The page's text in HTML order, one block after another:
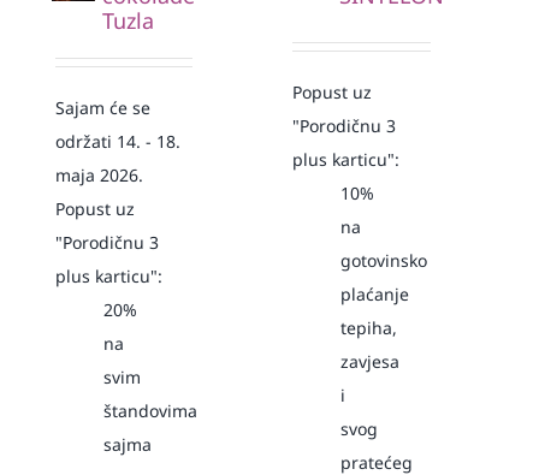
Tuzla
Sajam će se
održati 14. - 18.
maja 2026.
Popust uz
"Porodičnu 3
plus karticu":
20%
na
svim
štandovima
sajma
Popust uz
"Porodičnu 3
plus karticu":
10%
na
gotovinsko
plaćanje
tepiha,
zavjesa
i
svog
pratećeg